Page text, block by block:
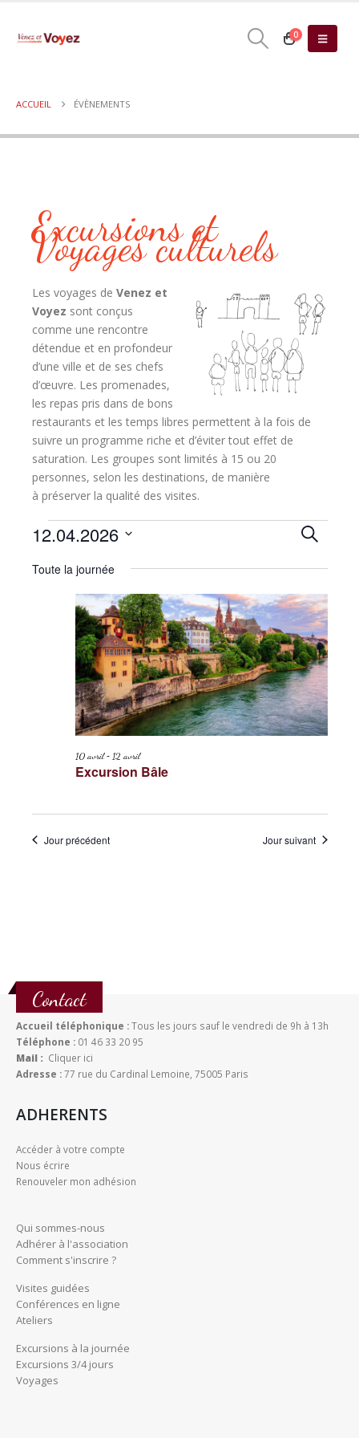
0
ACCUEIL ÉVÈNEMENTS
Excursions et
Voyages culturels
Les voyages de Venez et
Voyez sont conçus
comme une rencontre
détendue et en profondeur
d’une ville et de ses chefs
d’œuvre. Les promenades,
les repas pris dans de bons
restaurants et les temps libres permettent à la fois de
suivre un programme riche et d’éviter tout effet de
saturation. Les groupes sont limités à 15 ou 20
personnes, selon les destinations, de manière
à préserver la qualité des visites.
Évènements
for
avril
2026
et
de
12.04.2026
une
Toute la journée
Excursion Bâle
10 avril- 12 avril
Jour précédent Jour suivant
Contact
Accueil téléphonique :Tous les jours sauf le vendredi de 9h à 13h
Téléphone : 01 46 33 20 95
Mail : Cliquer ici
Adresse :77 rue du Cardinal Lemoine, 75005 Paris
ADHERENTS
Accéder à votre compte
Nous écrire
Renouveler mon adhésion
Qui sommes-nous
Adhérer à l'association
Comment s'inscrire ?
Visites guidées
Conférences en ligne
Ateliers
Excursions à la journée
Excursions 3/4 jours
Voyages